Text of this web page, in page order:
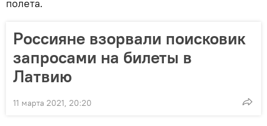
полета.
Россияне взорвали поисковик
запросами на билеты в
Латвию
11 марта 2021, 20:20